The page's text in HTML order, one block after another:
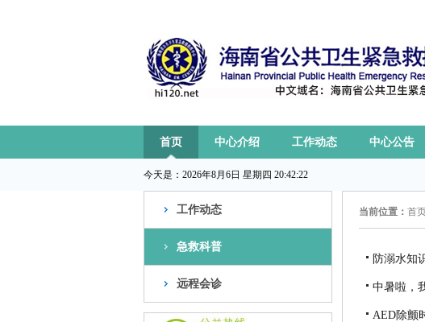
首页 中心介绍 工作动态 中心公告
今天是： 2026年8月6日 星期四 20:42:22
工作动态
急救科普
远程会诊
当前位置： 首
防溺水知
中暑啦，
AED除颤